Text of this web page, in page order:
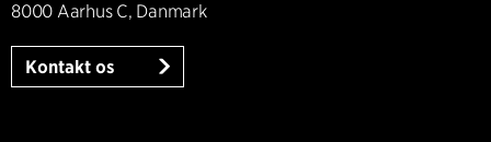
8000 Aarhus C, Danmark
Kontakt os